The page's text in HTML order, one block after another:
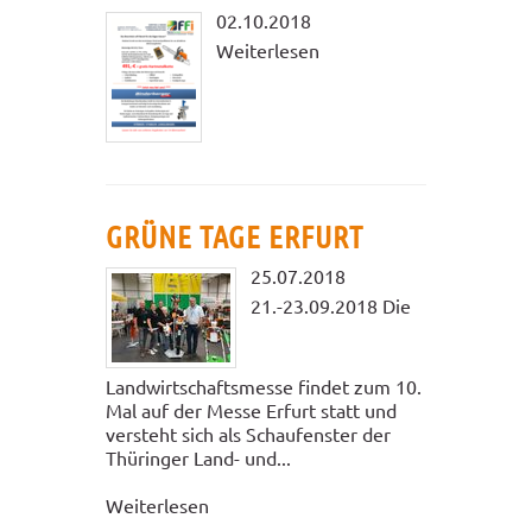
02.10.2018
Weiterlesen
GRÜNE TAGE ERFURT
25.07.2018
21.-23.09.2018 Die
Landwirtschaftsmesse findet zum 10.
Mal auf der Messe Erfurt statt und
versteht sich als Schaufenster der
Thüringer Land- und...
Weiterlesen